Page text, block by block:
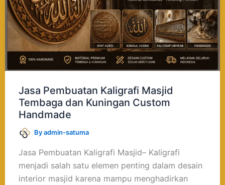
Jasa Pembuatan Kaligrafi Masjid
Tembaga dan Kuningan Custom
Handmade
Byadmin-satuma
Jasa Pembuatan Kaligrafi Masjid– Kaligrafi
menjadi salah satu elemen penting dalam desain
interior masjid karena mampu menghadirkan
Kuningan
Custom
Handmade